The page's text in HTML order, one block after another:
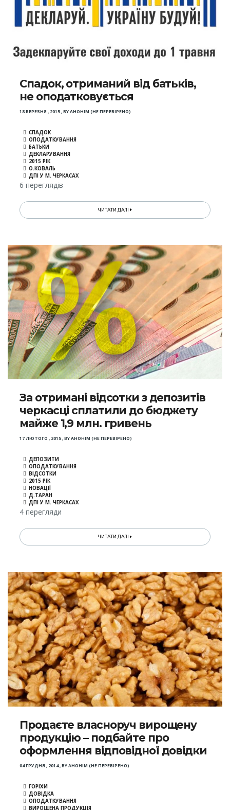
Спадок, отриманий від батьків,
не оподатковується
18 БЕРЕЗНЯ , 2015,BYАНОНІМ (НЕ ПЕРЕВІРЕНО)
СПАДОК
ОПОДАТКУВАННЯ
БАТЬКИ
ДЕКЛАРУВАННЯ
2015 РІК
О.КОВАЛЬ
ДПІ У М. ЧЕРКАСАХ
6 переглядів
ЧИТАТИ ДАЛІ
За отримані відсотки з депозитів
черкасці сплатили до бюджету
майже 1,9 млн. гривень
17 ЛЮТОГО , 2015,BYАНОНІМ (НЕ ПЕРЕВІРЕНО)
ДЕПОЗИТИ
ОПОДАТКУВАННЯ
ВІДСОТКИ
2015 РІК
НОВАЦІЇ
Д.ТАРАН
ДПІ У М. ЧЕРКАСАХ
4 перегляди
ЧИТАТИ ДАЛІ
Продаєте власноруч вирощену
продукцію – подбайте про
оформлення відповідної довідки
04 ГРУДНЯ , 2014,BYАНОНІМ (НЕ ПЕРЕВІРЕНО)
ГОРІХИ
ДОВІДКА
ОПОДАТКУВАННЯ
ВИРОЩЕНА ПРОДУКЦІЯ